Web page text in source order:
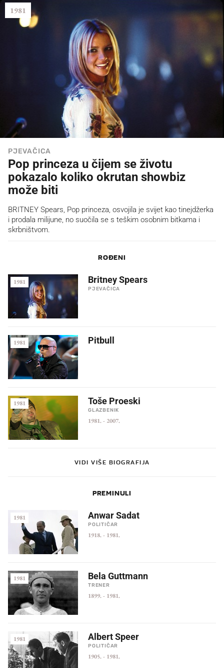
PJEVAČICA
Pop princeza u čijem se životu
pokazalo koliko okrutan showbiz
može biti
1981
BRITNEY Spears, Pop princeza, osvojila je svijet kao tinejdžerka
i prodala milijune, no suočila se s teškim osobnim bitkama i
skrbništvom.
ROĐENI
Britney Spears
PJEVAČICA
1981
Pitbull
1981
Toše Proeski
GLAZBENIK
1981.- 2007.
1981
VIDI VIŠE BIOGRAFIJA
PREMINULI
Anwar Sadat
POLITIČAR
1918.- 1981.
1981
Bela Guttmann
TRENER
1899.- 1981.
1981
Albert Speer
POLITIČAR
1905.- 1981.
1981